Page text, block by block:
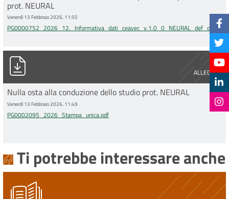
prot. NEURAL
Venerdì 13 Febbraio 2026, 11:55
ALLEGATO
PG0002095_2026_Stampa_unica.pdf
Nulla osta alla conduzione dello studio prot. NEURAL
Venerdì 13 Febbraio 2026, 11:49
PG0002095_2026_Stampa_unica.pdf
Ti potrebbe interessare anche